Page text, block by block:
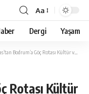
Aa
Dergi Yaşam
Bodrum’a Göç Rotası Kültür ve Doğa Yürüyüşü Başladı
Rotası Kültür